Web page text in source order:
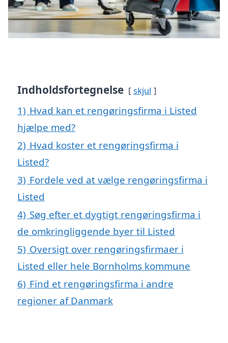
Indholdsfortegnelse skjul
1) Hvad kan et rengøringsfirma i Listed
hjælpe med?
2) Hvad koster et rengøringsfirma i
Listed?
3) Fordele ved at vælge rengøringsfirma i
Listed
4) Søg efter et dygtigt rengøringsfirma i
de omkringliggende byer til Listed
5) Oversigt over rengøringsfirmaer i
Listed eller hele Bornholms kommune
6) Find et rengøringsfirma i andre
regioner af Danmark